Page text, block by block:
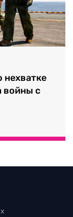
нехватке
войны с